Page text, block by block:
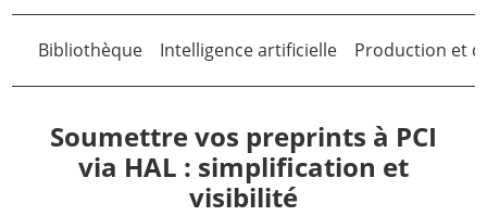
Retour
Bibliothèque Intelligence artificielle Production et
Soumettre vos preprints à PCI
via HAL : simplification et
visibilité